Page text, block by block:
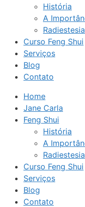
História
A
Radiestesia
Curso Feng Shui
Serviços
Blog
Contato
Home
Jane Carla
Feng Shui
História
A
Radiestesia
Curso Feng Shui
Serviços
Blog
Contato